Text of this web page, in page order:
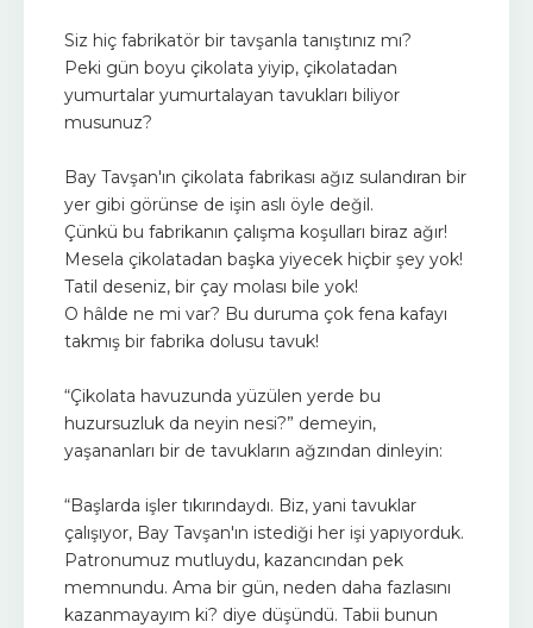
Siz hiç fabrikatör bir tavşanla tanıştınız mı?
Peki gün boyu çikolata yiyip, çikolatadan
yumurtalar yumurtalayan tavukları biliyor
musunuz?
Bay Tavşan'ın çikolata fabrikası ağız sulandıran bir
yer gibi görünse de işin aslı öyle değil.
Çünkü bu fabrikanın çalışma koşulları biraz ağır!
Mesela çikolatadan başka yiyecek hiçbir şey yok!
Tatil deseniz, bir çay molası bile yok!
O hâlde ne mi var? Bu duruma çok fena kafayı
takmış bir fabrika dolusu tavuk!
“Çikolata havuzunda yüzülen yerde bu
huzursuzluk da neyin nesi?” demeyin,
yaşananları bir de tavukların ağzından dinleyin:
“Başlarda işler tıkırındaydı. Biz, yani tavuklar
çalışıyor, Bay Tavşan'ın istediği her işi yapıyorduk.
Patronumuz mutluydu, kazancından pek
memnundu. Ama bir gün, neden daha fazlasını
kazanmayayım ki? diye düşündü. Tabii bunun